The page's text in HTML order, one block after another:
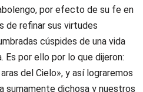
por efecto de su fe en
de refinar sus virtudes
cúspides de una vida
Es por ello por lo que dijeron:
del Cielo», y así lograremos
sumamente dichosa y nuestros